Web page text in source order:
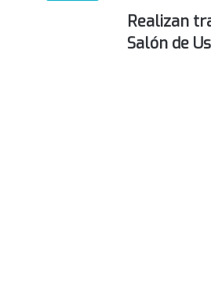
Realizan
Salón de